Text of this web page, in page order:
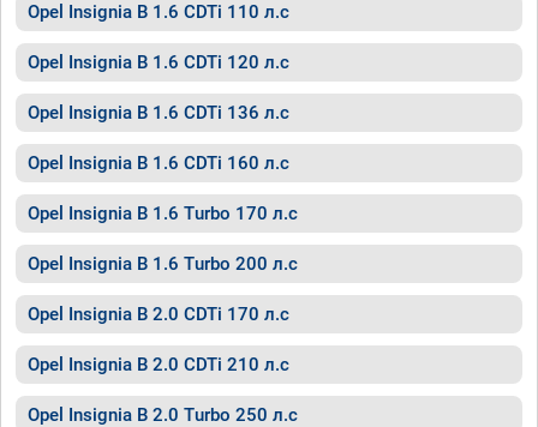
Opel Insignia B 1.6 CDTi 110 л.с
Opel Insignia B 1.6 CDTi 120 л.с
Opel Insignia B 1.6 CDTi 136 л.с
Opel Insignia B 1.6 CDTi 160 л.с
Opel Insignia B 1.6 Turbo 170 л.с
Opel Insignia B 1.6 Turbo 200 л.с
Opel Insignia B 2.0 CDTi 170 л.с
Opel Insignia B 2.0 CDTi 210 л.с
Opel Insignia B 2.0 Turbo 250 л.с